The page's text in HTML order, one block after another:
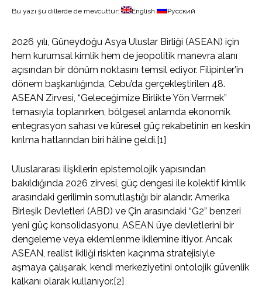
Bu yazı şu dillerde de mevcuttur: English Русский
2026 yılı, Güneydoğu Asya Uluslar Birliği (ASEAN) için
hem kurumsal kimlik hem de jeopolitik manevra alanı
açısından bir dönüm noktasını temsil ediyor. Filipinler’in
dönem başkanlığında, Cebu’da gerçekleştirilen 48.
ASEAN Zirvesi, “Geleceğimize Birlikte Yön Vermek”
temasıyla toplanırken, bölgesel anlamda ekonomik
entegrasyon sahası ve küresel güç rekabetinin en keskin
kırılma hatlarından biri hâline geldi.[1]
Uluslararası ilişkilerin epistemolojik yapısından
bakıldığında 2026 zirvesi, güç dengesi ile kolektif kimlik
arasındaki gerilimin somutlaştığı bir alandır. Amerika
Birleşik Devletleri (ABD) ve Çin arasındaki “G2” benzeri
yeni güç konsolidasyonu, ASEAN üye devletlerini bir
dengeleme veya eklemlenme ikilemine itiyor. Ancak
ASEAN, realist ikiliği riskten kaçınma stratejisiyle
aşmaya çalışarak, kendi merkeziyetini ontolojik güvenlik
kalkanı olarak kullanıyor.[2]